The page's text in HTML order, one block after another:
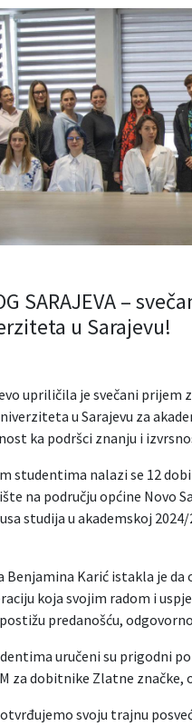
SARAJEVA –
u Sarajevu!
upriličila je svečani
u Sarajevu za
ka podršci znanju i
studentima nalazi se 12
na području općine Novo
studija u akademskoj
Benjamina Karić istakla je
koja svojim radom i
predanošću,
uručeni su prigodni
za dobitnike Zlatne značke,
svoju trajnu